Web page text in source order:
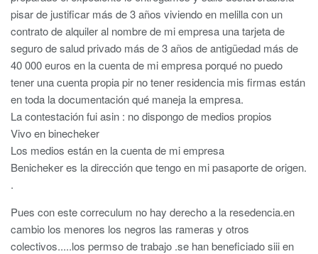
pisar de justificar más de 3 años viviendo en melilla con un
contrato de alquiler al nombre de mi empresa una tarjeta de
seguro de salud privado más de 3 años de antigüedad más de
40 000 euros en la cuenta de mi empresa porqué no puedo
tener una cuenta propia pir no tener residencia mis firmas están
en toda la documentación qué maneja la empresa.
La contestación fui asin : no dispongo de medios propios
Vivo en binecheker
Los medios están en la cuenta de mi empresa
Benicheker es la dirección que tengo en mi pasaporte de origen.
.
Pues con este correculum no hay derecho a la resedencia.en
cambio los menores los negros las rameras y otros
colectivos.....los permso de trabajo .se han beneficiado siii en